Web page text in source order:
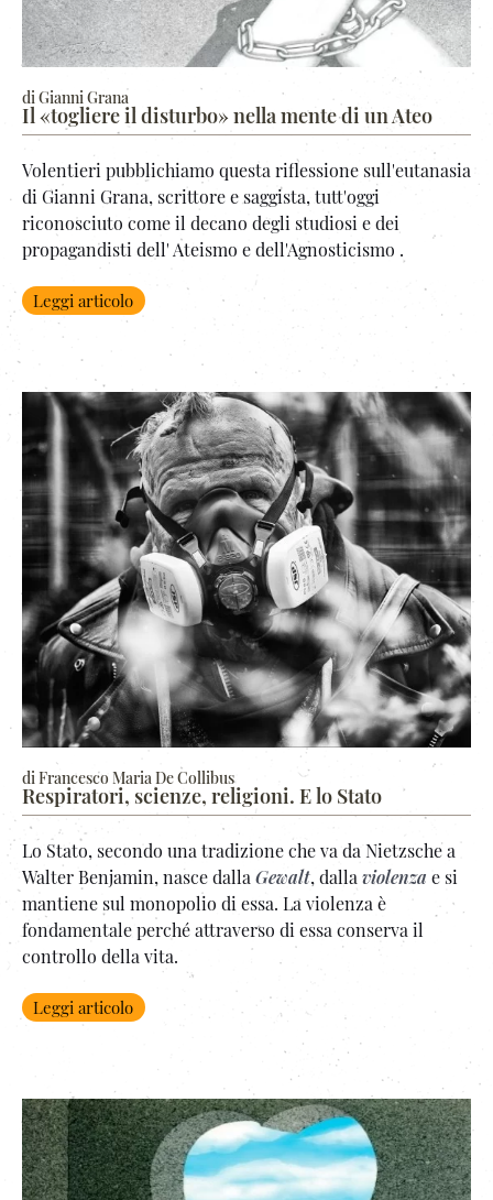
di Gianni Grana
Il «togliere il disturbo» nella mente di un Ateo
Volentieri pubblichiamo questa riflessione sull'eutanasia
di Gianni Grana, scrittore e saggista, tutt'oggi
riconosciuto come il decano degli studiosi e dei
propagandisti dell' Ateismo e dell'Agnosticismo .
Leggi articolo
di Francesco Maria De Collibus
Respiratori, scienze, religioni. E lo Stato
Lo Stato, secondo una tradizione che va da Nietzsche a
Walter Benjamin, nasce dalla Gewalt, dalla violenza e si
mantiene sul monopolio di essa. La violenza è
fondamentale perché attraverso di essa conserva il
controllo della vita.
Leggi articolo